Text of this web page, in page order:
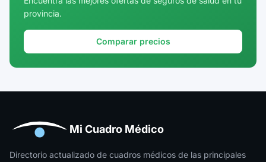
Girona
Huesca
Jaén
provincia.
Comparar precios
Mi Cuadro Médico
Directorio actualizado de cuadros médicos de las principales